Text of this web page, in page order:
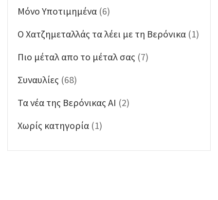
Μόνο Υποτιμημένα (6)
Ο Χατζημεταλλάς τα λέει με τη Βερόνικα (1)
Πιο μέταλ απο το μέταλ σας (7)
Συναυλίες (68)
Τα νέα της Βερόνικας ΑΙ (2)
Χωρίς κατηγορία (1)